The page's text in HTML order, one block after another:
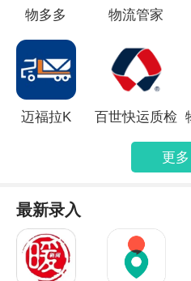
物多多 物流管家
迈福拉K 百世快运质检
更
最新录入